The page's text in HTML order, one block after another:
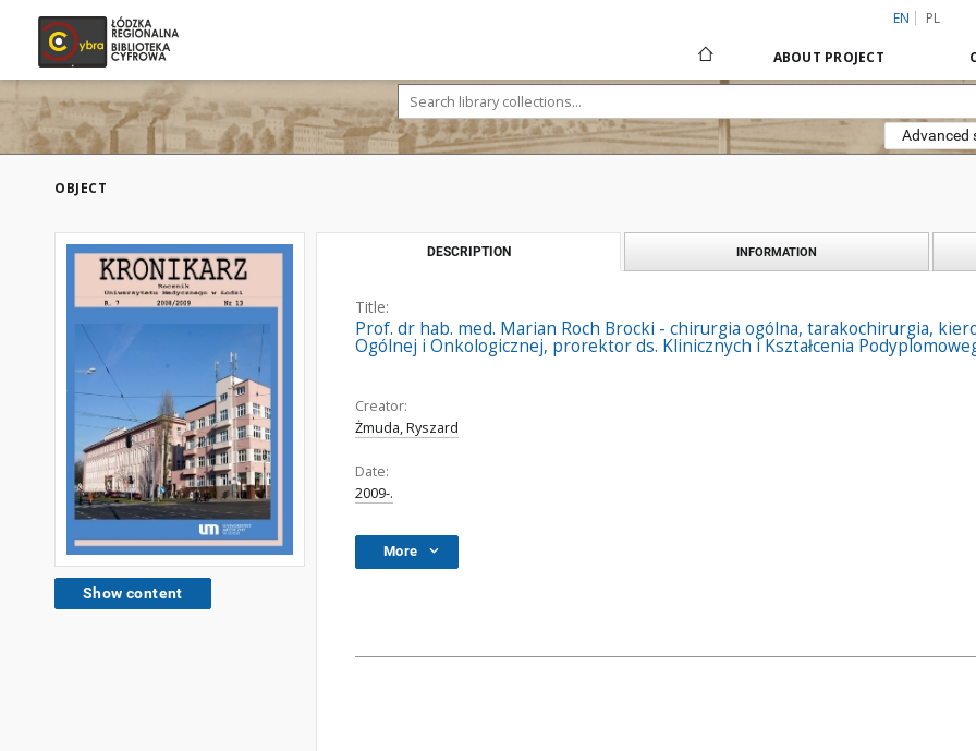
EN PL
ABOUT PROJECT
Advanced
OBJECT
Show content
DESCRIPTION INFORMATION
Title:
Prof. dr hab. med. Marian Roch Brocki - chirurgia ogólna, tarakochirurgia,
Ogólnej i Onkologicznej, prorektor ds. Klinicznych i Kształcenia
Creator:
Żmuda, Ryszard
Date:
2009-.
More